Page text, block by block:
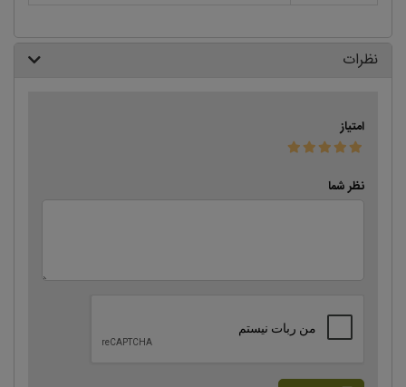
نظرات
امتیاز
نظر شما